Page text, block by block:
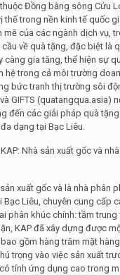
Đồng bằng sông Cửu
thế trong nền kinh tế quốc
mẽ của các ngành dịch vụ,
về quà tặng, đặc biệt là
càng gia tăng, thể hiện sự
hệ trong cả môi trường
bức tranh thị trường sôi
GIFTS (quatangqua.asia)
đến các giải pháp quà
dạng tại Bạc Liêu.
Nhà sản xuất gốc và
xuất gốc và là nhà phân
Bạc Liêu, chuyên cung cấp
phân khúc chính: tầm trung
KAP đã xây dựng được
gồm hàng trăm mặt
trọng vào việc sản xuất
tính ứng dụng cao trong